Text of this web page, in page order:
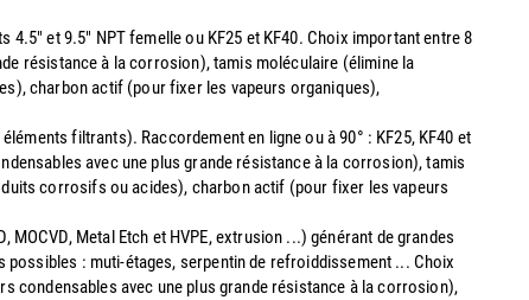
et 9.5" NPT femelle ou KF25 et KF40. Choix important entre 8
résistance à la corrosion), tamis moléculaire (élimine la
charbon actif (pour fixer les vapeurs organiques),
filtrants). Raccordement en ligne ou à 90° : KF25, KF40 et
avec une plus grande résistance à la corrosion), tamis
corrosifs ou acides), charbon actif (pour fixer les vapeurs
Metal Etch et HVPE, extrusion ...) générant de grandes
: muti-étages, serpentin de refroiddissement ... Choix
condensables avec une plus grande résistance à la corrosion),